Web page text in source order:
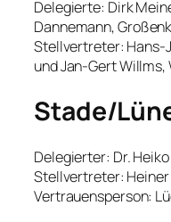
Delegierte: Dirk
Dannemann,
Stellvertreter: Hans-
und Jan-Gert Willms,
Stade/
Delegierter: Dr.
Stellvertreter:
Vertrauensperson: